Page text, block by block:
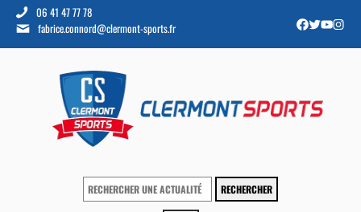
06 41 47 77 78
fabrice.connord@clermont-sports.fr